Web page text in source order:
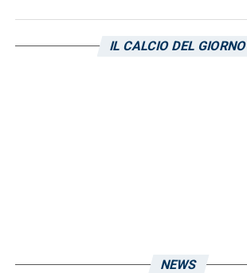
anni in serie A».
IL CALCIO DEL GIORNO
NEWS